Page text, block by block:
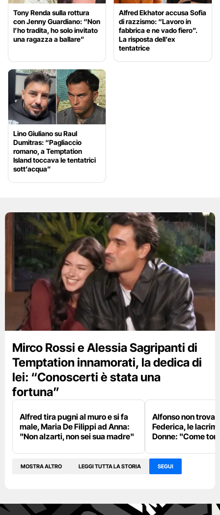
Tony Renda sulla rottura
con Jenny Guardiano: “Non
l’ho tradita, ho solo invitato
una ragazza a ballare”
Alfred Ekhator accusa Sofia
di razzismo: “Lavoro in
fabbrica e ne vado fiero”.
La risposta dell’ex
tentatrice
Lino Giuliano su Raul
Dumitras: “Pagliaccio
romano, a Temptation
Island toccava le tentatrici
sott’acqua”
Mirco Rossi e Alessia Sagripanti di
Temptation innamorati, la dedica di
lei: “Conoscerti è stata una
fortuna”
Alfred tira pugni al muro e si fa
male, Maria De Filippi ad Anna:
"Non alzarti, non sei sua madre"
Alfonso non trova
Federica, le
Donne: "Come
MOSTRA ALTRO LEGGI TUTTA LA STORIA SEGUI